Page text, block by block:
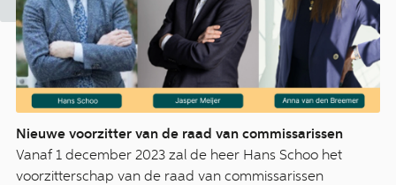
Nieuwe voorzitter van de raad van commissarissen
Vanaf 1 december 2023 zal de heer Hans Schoo het
voorzitterschap van de raad van commissarissen